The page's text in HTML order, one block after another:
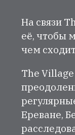
На связи
её, чтобы
чем
The
Ереване,